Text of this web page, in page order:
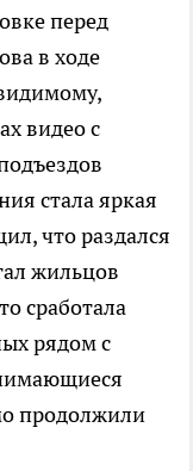
перед
в ходе
видео с
стала яркая
что раздался
жильцов
сработала
рядом с
продолжили